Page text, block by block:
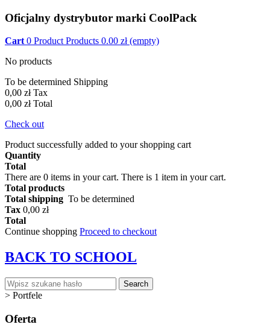
Oficjalny dystrybutor marki CoolPack
Cart 0 Product Products 0.00 zł (empty)
No products
To be determined Shipping
0,00 zł Tax
0,00 zł Total
Check out
Product successfully added to your shopping cart
Quantity
Total
There are 0 items in your cart. There is 1 item in your cart.
Total products
Total shipping To be determined
Tax 0,00 zł
Total
Continue shopping Proceed to checkout
BACK TO SCHOOL
Search
> Portfele
Oferta